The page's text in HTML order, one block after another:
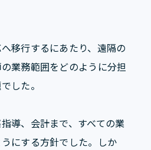
移行するにあたり、遠隔の
業務範囲をどのように分担
した。
導、会計まで、すべての業
にする方針でした。しか